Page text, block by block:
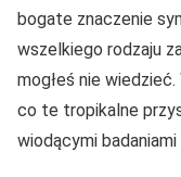
bogate znaczenie
wszelkiego rodzaju
mogłeś nie
co te tropikalne
wiodącymi